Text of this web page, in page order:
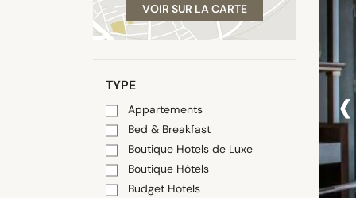
VOIR SUR LA CARTE
TYPE
Appartements
Bed & Breakfast
Boutique Hotels de Luxe
Boutique Hôtels
Budget Hotels
‹